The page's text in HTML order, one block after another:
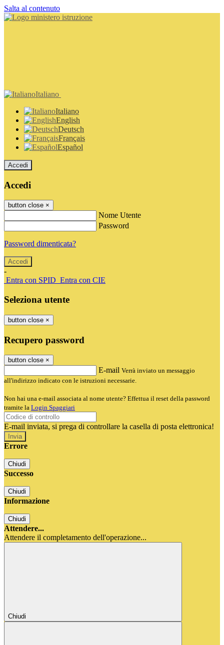
Salta al contenuto
Italiano
Italiano
English
Deutsch
Français
Español
Accedi
Accedi
button close ×
Nome Utente
Password
Password dimenticata?
-
Entra con SPID Entra con CIE
Seleziona utente
button close ×
Recupero password
button close ×
E-mail Verrà inviato un messaggio
all'indirizzo indicato con le istruzioni necessarie.
Non hai una e-mail associata al nome utente? Effettua il reset della password
tramite la Login Spaggiari
E-mail inviata, si prega di controllare la casella di posta elettronica!
Errore
Chiudi
Successo
Chiudi
Informazione
Chiudi
Attendere...
Attendere il completamento dell'operazione...
Chiudi